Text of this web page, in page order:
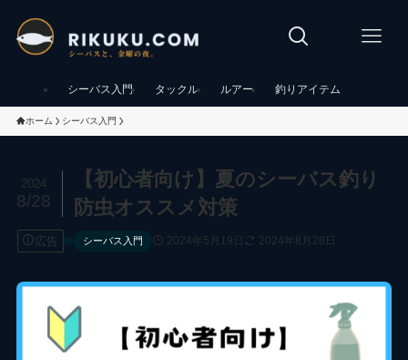
シーバス入門 タックル ルアー 釣りアイテム
ホーム シーバス入門
【初心者向け】夏のシーバス釣り
防虫オススメ対策
2024
8/28
広告 シーバス入門 2024年5月19日 2024年8月28日